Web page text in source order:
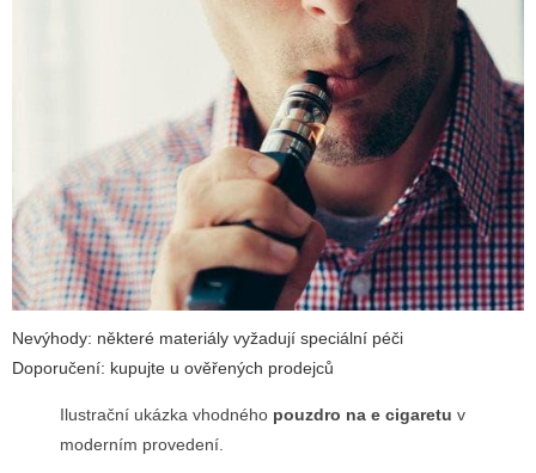
Nevýhody: některé materiály vyžadují speciální péči
Doporučení: kupujte u ověřených prodejců
Ilustrační ukázka vhodného pouzdro na e cigaretu v
moderním provedení.